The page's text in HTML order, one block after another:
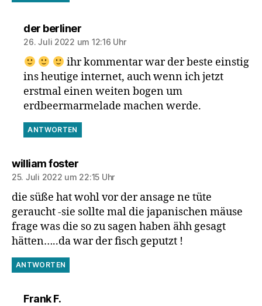
der berlinersagt:
26. Juli 2022 um 12:16 Uhr
ihr kommentar war der beste einstig
ins heutige internet, auch wenn ich jetzt
erstmal einen weiten bogen um
erdbeermarmelade machen werde.
ANTWORTEN
william fostersagt:
25. Juli 2022 um 22:15 Uhr
die süße hat wohl vor der ansage ne tüte
geraucht -sie sollte mal die japanischen mäuse
frage was die so zu sagen haben ähh gesagt
hätten…..da war der fisch geputzt !
ANTWORTEN
Frank F.sagt: